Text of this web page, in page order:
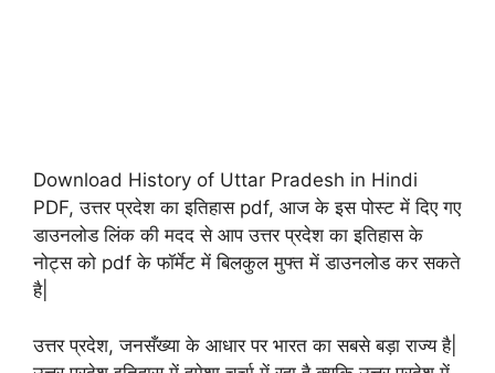
Download History of Uttar Pradesh in Hindi
PDF, उत्तर प्रदेश का इतिहास pdf, आज के इस पोस्ट में दिए गए
डाउनलोड लिंक की मदद से आप उत्तर प्रदेश का इतिहास के
नोट्स को pdf के फॉर्मेट में बिलकुल मुफ्त में डाउनलोड कर सकते
है|
उत्तर प्रदेश, जनसँख्या के आधार पर भारत का सबसे बड़ा राज्य है|